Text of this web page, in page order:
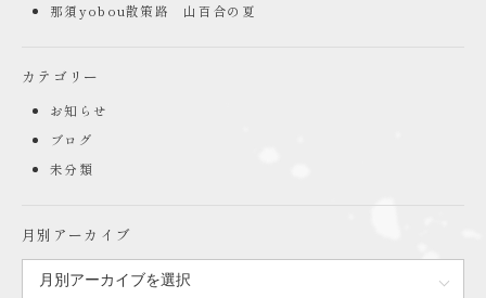
那須yobou散策路 山百合の夏
カテゴリー
お知らせ
ブログ
未分類
月別アーカイブ